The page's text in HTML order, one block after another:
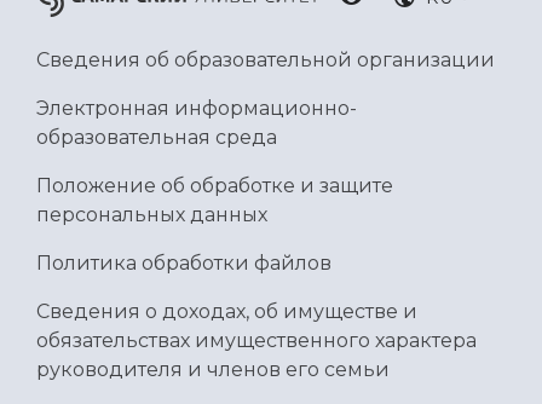
Умный дом бабочек
Официальные документы
Сведения об образовательной организации
Электронная информационно-
образовательная среда
Положение об обработке и защите
персональных данных
Политика обработки файлов
Сведения о доходах, об имуществе и
обязательствах имущественного характера
руководителя и членов его семьи